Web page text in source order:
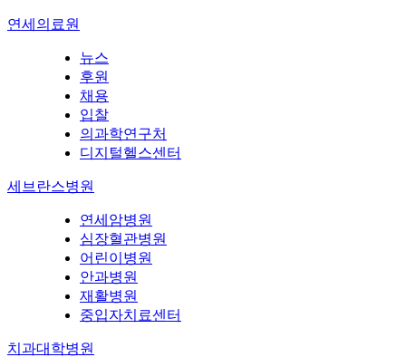
연세의료원
뉴스
후원
채용
입찰
의과학연구처
디지털헬스센터
세브란스병원
연세암병원
심장혈관병원
어린이병원
안과병원
재활병원
중입자치료센터
치과대학병원